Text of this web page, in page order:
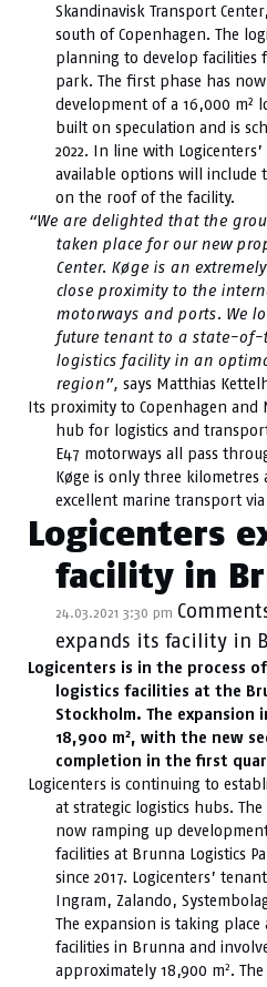
Skandinavisk Transport
south of Copenhagen. The
planning to develop facilities
park. The first phase has
development of a 16,000 m²
built on speculation and is
2022. In line with
available options will include
on the roof of the facility.
“We are delighted that the
taken place for our new
Center. Køge is an
close proximity to the
motorways and ports. We
future tenant to a state-
logistics facility in an
region”,says Matthias
Its proximity to Copenhagen and
hub for logistics and
E47 motorways all pass
Køge is only three kilometres
excellent marine transport via
Logicenters
facility in
24.03.2021 3:30 pm
expands its facility in
Logicenters is in the process
logistics facilities at the
Stockholm. The expansion
18,900 m2, with the new
completion in the first
Logicenters is continuing to
at strategic logistics hubs.
now ramping up
facilities at Brunna Logistics
since 2017. Logicenters’
Ingram, Zalando,
The expansion is taking
facilities in Brunna and
approximately 18,900 m2.